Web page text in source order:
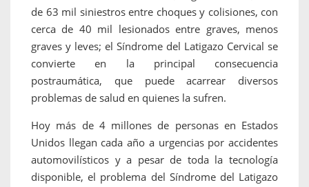
de 63 mil siniestros entre choques y colisiones, con
cerca de 40 mil lesionados entre graves, menos
graves y leves; el Síndrome del Latigazo Cervical se
convierte en la principal consecuencia
postraumática, que puede acarrear diversos
problemas de salud en quienes la sufren.
Hoy más de 4 millones de personas en Estados
Unidos llegan cada año a urgencias por accidentes
automovilísticos y a pesar de toda la tecnología
disponible, el problema del Síndrome del Latigazo